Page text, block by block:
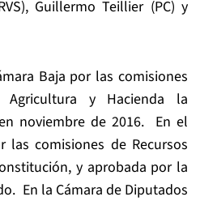
Guillermo Teillier (PC) y
Baja por las comisiones
Agricultura y Hacienda la
noviembre de 2016. En el
las comisiones de Recursos
y aprobada por la
En la Cámara de Diputados